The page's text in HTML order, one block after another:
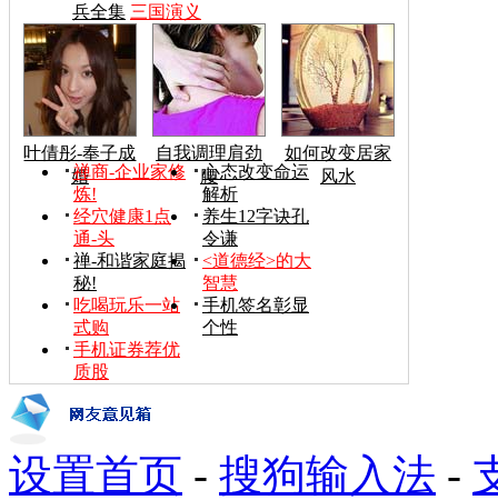
兵全集 三国演义
叶倩彤-奉子成
婚
自我调理肩劲
腰
如何改变居家
风水
禅商-企业家修
炼!
心态改变命运
解析
经穴健康1点
通-头
养生12字诀孔
令谦
禅-和谐家庭揭
秘!
<道德经>的大
智慧
吃喝玩乐一站
式购
手机签名彰显
个性
手机证券荐优
质股
设置首页 - 搜狗输入法 -